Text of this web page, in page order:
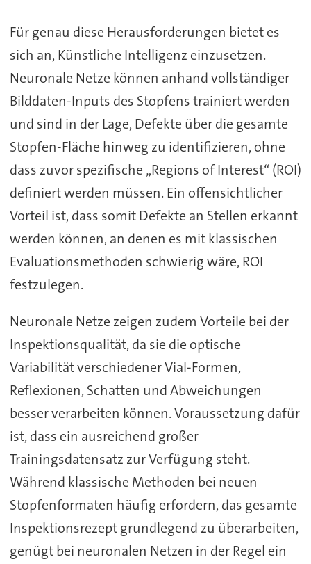
Für genau diese Herausforderungen bietet es
sich an, Künstliche Intelligenz einzusetzen.
Neuronale Netze können anhand vollständiger
Bilddaten-Inputs des Stopfens trainiert werden
und sind in der Lage, Defekte über die gesamte
Stopfen-Fläche hinweg zu identifizieren, ohne
dass zuvor spezifische „Regions of Interest“ (ROI)
definiert werden müssen. Ein offensichtlicher
Vorteil ist, dass somit Defekte an Stellen erkannt
werden können, an denen es mit klassischen
Evaluationsmethoden schwierig wäre, ROI
festzulegen.
Neuronale Netze zeigen zudem Vorteile bei der
Inspektionsqualität, da sie die optische
Variabilität verschiedener Vial-Formen,
Reflexionen, Schatten und Abweichungen
besser verarbeiten können. Voraussetzung dafür
ist, dass ein ausreichend großer
Trainingsdatensatz zur Verfügung steht.
Während klassische Methoden bei neuen
Stopfenformaten häufig erfordern, das gesamte
Inspektionsrezept grundlegend zu überarbeiten,
genügt bei neuronalen Netzen in der Regel ein